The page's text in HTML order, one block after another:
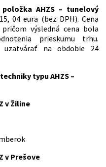
AHZS – tunelový
04 eura (bez DPH). Cena
výsledná cena bola
prieskumu trhu.
uzatvárať na obdobie 24
typu AHZS –
v Žiline
v Prešove